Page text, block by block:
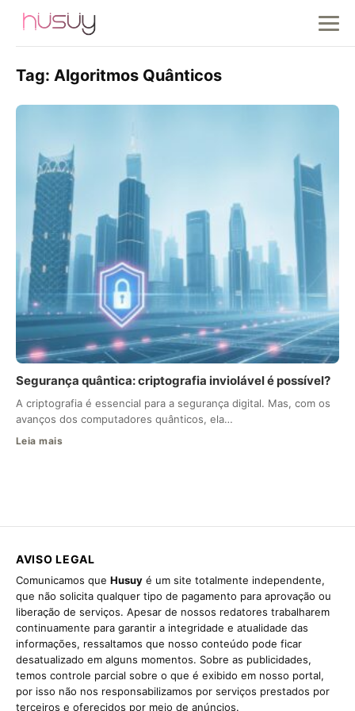
Tag: Algoritmos Quânticos
Segurança quântica: criptografia inviolável é possível?
A criptografia é essencial para a segurança digital. Mas, com os
avanços dos computadores quânticos, ela…
Leia mais
AVISO LEGAL
Comunicamos que Husuy é um site totalmente independente,
que não solicita qualquer tipo de pagamento para aprovação ou
liberação de serviços. Apesar de nossos redatores trabalharem
continuamente para garantir a integridade e atualidade das
informações, ressaltamos que nosso conteúdo pode ficar
desatualizado em alguns momentos. Sobre as publicidades,
temos controle parcial sobre o que é exibido em nosso portal,
por isso não nos responsabilizamos por serviços prestados por
terceiros e oferecidos por meio de anúncios.